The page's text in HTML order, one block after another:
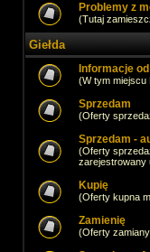
Problemy z
(Tutaj
Giełda
Informacje
(W tym miejscu
Sprzedam
(Oferty
Sprzedam -
(Oferty
zarejestrowany
Kupię
(Oferty kupna
Zamienię
(Oferty